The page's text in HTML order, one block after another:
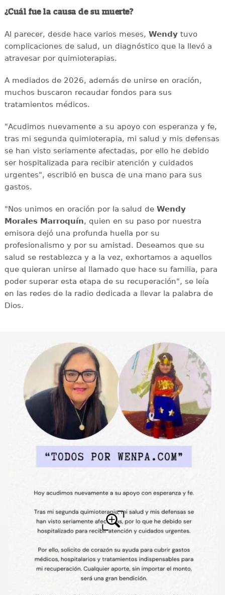
¿Cuál fue la causa de su muerte?
Al parecer, desde hace varios meses, Wendytuvo
complicaciones de salud, un diagnóstico que la llevó a
atravesar por quimioterapias.
A mediados de 2026, además de unirse en oración,
muchos buscaron recaudar fondos para sus
tratamientos médicos.
"Acudimos nuevamente a su apoyo con esperanza y fe,
tras mi segunda quimioterapia, mi salud y mis defensas
se han visto seriamente afectadas, por ello he debido
ser hospitalizada para recibir atención y cuidados
urgentes", escribió en busca de una mano para sus
gastos.
"Nos unimos en oración por la salud de Wendy
Morales Marroquín, quien en su paso por nuestra
emisora dejó una profunda huella por su
profesionalismo y por su amistad. Deseamos que su
salud se restablezca y a la vez, exhortamos a aquellos
que quieran unirse al llamado que hace su familia, para
poder superar esta etapa de su recuperación", se leía
en las redes de la radio dedicada a llevar la palabra de
Dios.